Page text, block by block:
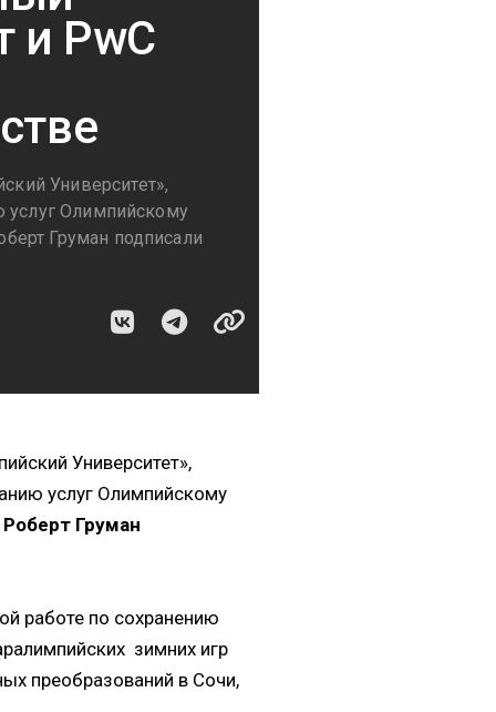
и PwC
Университет»,
услуг Олимпийскому
Груман подписали
Университет»,
услуг Олимпийскому
Роберт Груман
работе по сохранению
зимних игр
преобразований в Сочи,